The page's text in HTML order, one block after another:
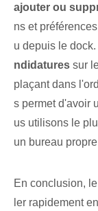
ajouter ou
ns et
u depuis le
ndidatures sur
plaçant dans
s permet d'avoir
us utilisons le
un bureau
En conclusion,
ler rapidement